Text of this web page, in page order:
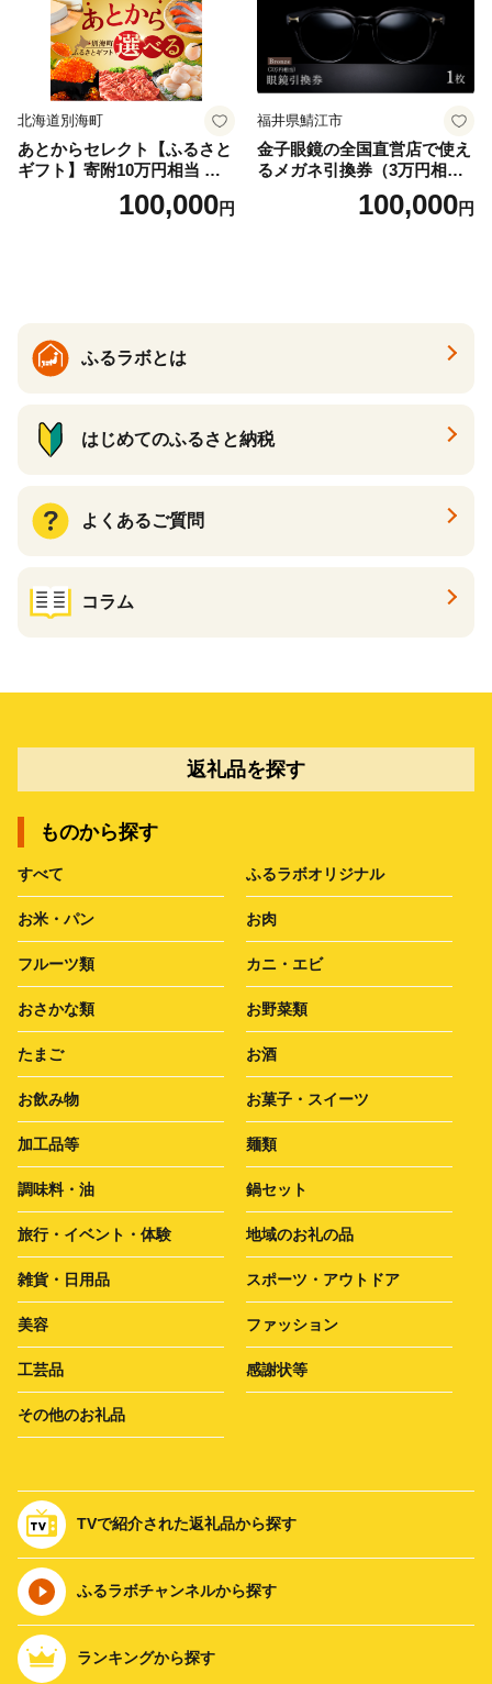
北海道別海町
あとからセレクト【ふるさと
ギフト】寄附10万円相当 あ
とから選べる！ ギフト いく
ら ほたて 海鮮 牛肉 別海町
ギフト ふるさと納税 ）
100,000円
福井県鯖江市
金子眼鏡の全国直営店で使え
るメガネ引換券（3万円相
100,000円
ふるラボとは
はじめてのふるさと納税
よくあるご質問
コラム
返礼品を探す
ものから探す
すべて ふるラボオリジナル
お米・パン お肉
フルーツ類 カニ・エビ
おさかな類 お野菜類
たまご お酒
お飲み物 お菓子・スイーツ
加工品等 麺類
調味料・油 鍋セット
旅行・イベント・体験 地域のお礼の品
雑貨・日用品 スポーツ・アウトドア
美容 ファッション
工芸品 感謝状等
その他のお礼品
TVで紹介された返礼品から探す
ふるラボチャンネルから探す
ランキングから探す